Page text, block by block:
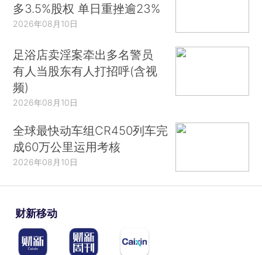
多3.5%股权 单日重挫逾23%
2026年08月10日
足浴店卖淫案牵出多名警员
有人当股东有人打招呼(含视
频)
2026年08月10日
全球最快动车组CR450列车完
成60万公里运用考核
2026年08月10日
财新移动